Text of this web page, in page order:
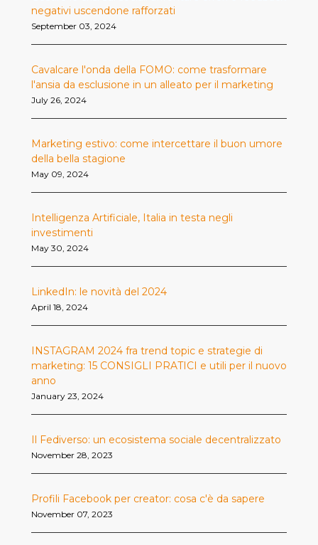
negativi uscendone rafforzati
September 03, 2024
Cavalcare l'onda della FOMO: come trasformare
l'ansia da esclusione in un alleato per il marketing
July 26, 2024
Marketing estivo: come intercettare il buon umore
della bella stagione
May 09, 2024
Intelligenza Artificiale, Italia in testa negli
investimenti
May 30, 2024
LinkedIn: le novità del 2024
April 18, 2024
INSTAGRAM 2024 fra trend topic e strategie di
marketing: 15 CONSIGLI PRATICI e utili per il nuovo
anno
January 23, 2024
Il Fediverso: un ecosistema sociale decentralizzato
November 28, 2023
Profili Facebook per creator: cosa c'è da sapere
November 07, 2023